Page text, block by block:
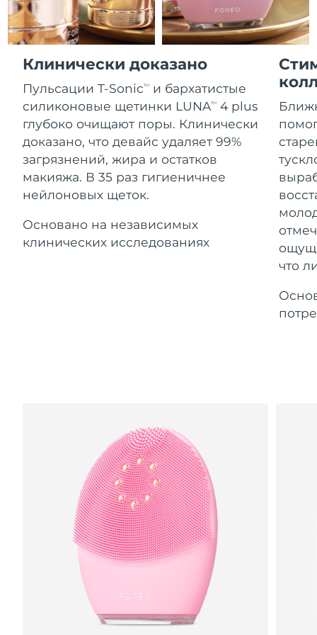
Клинически доказано
Пульсации T-SonicTM
и бархатистые
силиконовые щетинки LUNATM
4 plus
глубоко очищают поры. Клинически
доказано, что девайс удаляет 99%
загрязнений, жира и остатков
макияжа. В 35 раз гигиеничнее
нейлоновых щеток.
Основано на независимых
клинических исследованиях
что
For healthy hair
18% PAP
Косметика Для мужчин
Купить
FOREO APP
ПОДРОБНЕЕ
Гибралтар
Ожидаемая дата доставки
8/16/26
Греция
8/12/26
Гонконг (САР)
Ожидаемая дата доставки
8/13/26
Венгрия
Ожидаемая дата доставки
8/12/26
Исландия
Ожидаемая дата доставки
8/13/26
Индонезия
Ожидаемая дата доставки
8/10/26
Ожидаемая дата доставки
8/14/26
Ожидаемая дата доставки
Ожидаемая дата доставки
Казахстан
Ожидаемая дата доставки
Ожидаемая дата доставки
Ожидаемая дата доставки